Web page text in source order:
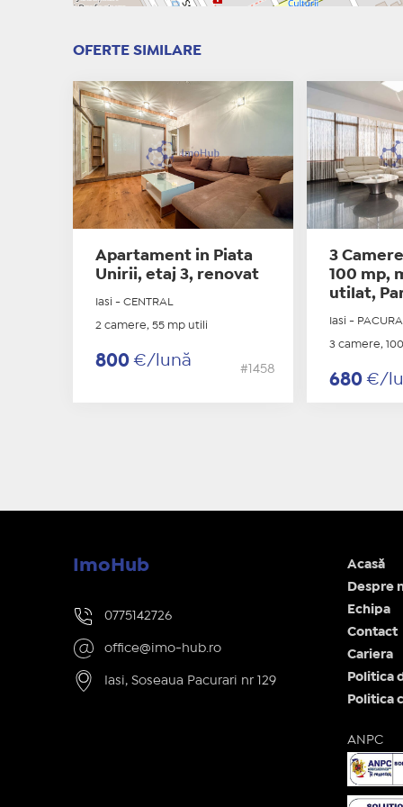
OFERTE SIMILARE
Apartament in Piata
Unirii, etaj 3, renovat
Iasi - CENTRAL
2 camere, 55 mp utili
800 €/lună
#1458
3
100 mp,
utilat,
Iasi -
3 camere,
680€/
ImoHub
0775142726
office@imo-hub.ro
Iasi, Soseaua Pacurari nr 129
Acasă
Despre
Echipa
Contact
Cariera
Politica
Politica
ANPC